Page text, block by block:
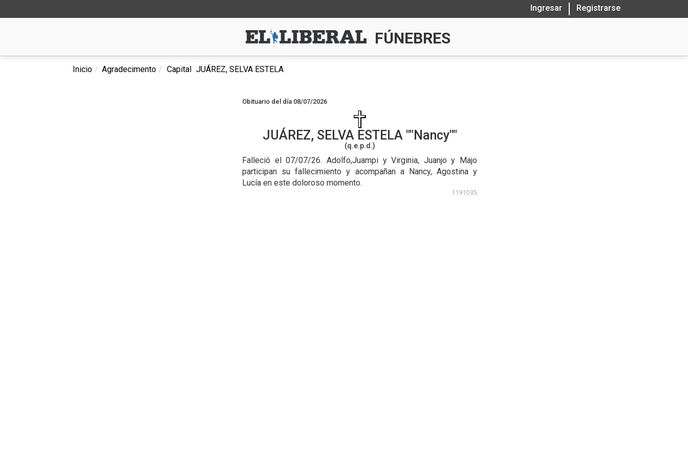
Ingresar Registrarse
FÚNEBRES
Inicio Agradecimento Capital JUÁREZ, SELVA ESTELA
Obituario del día 08/07/2026
JUÁREZ, SELVA ESTELA "Nancy"
(q.e.p.d.)
Falleció el 07/07/26. Adolfo,Juampi y Virginia, Juanjo y Majo
participan su fallecimiento y acompañan a Nancy, Agostina y
Lucía en este doloroso momento.
1191035